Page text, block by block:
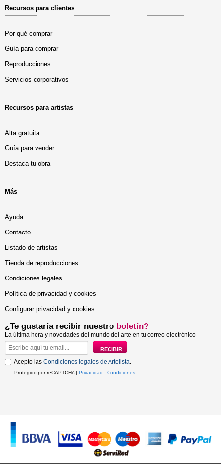
Recursos para clientes
Por qué comprar
Guía para comprar
Reproducciones
Servicios corporativos
Recursos para artistas
Alta gratuita
Guía para vender
Destaca tu obra
Más
Ayuda
Contacto
Listado de artistas
Tienda de reproducciones
Condiciones legales
Política de privacidad y cookies
Configurar privacidad y cookies
¿Te gustaría recibir nuestro boletín?
La última hora y novedades del mundo del arte en tu correo electrónico
Acepto las Condiciones legales de Artelista
Protegido por reCAPTCHA | Privacidad - Condiciones